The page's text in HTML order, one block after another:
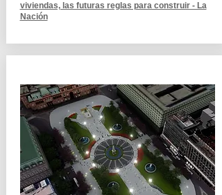
viviendas, las futuras reglas para construir - La
Nación